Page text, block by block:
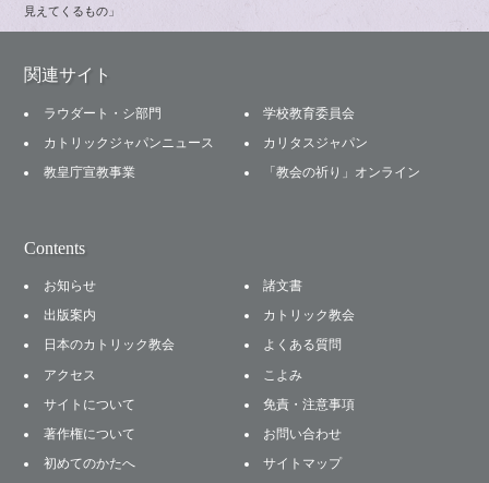
見えてくるもの」
関連サイト
ラウダート・シ部門
学校教育委員会
カトリックジャパンニュース
カリタスジャパン
教皇庁宣教事業
「教会の祈り」オンライン
Contents
お知らせ
諸文書
出版案内
カトリック教会
日本のカトリック教会
よくある質問
アクセス
こよみ
サイトについて
免責・注意事項
著作権について
お問い合わせ
初めてのかたへ
サイトマップ